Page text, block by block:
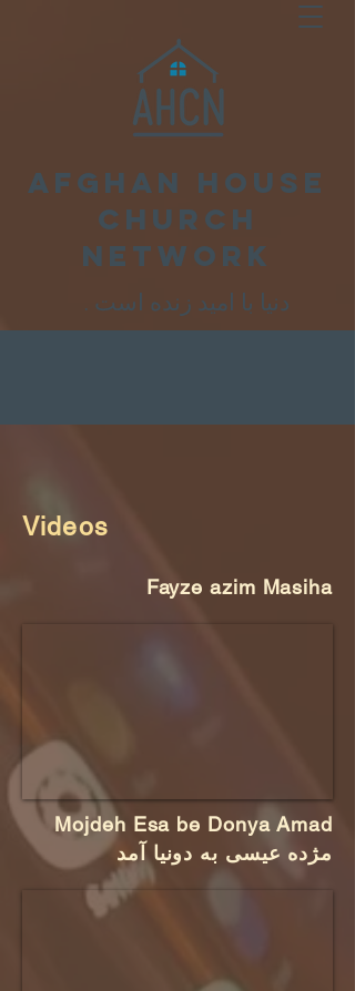
Afghan House
Church
Network
. دنیا با امید زنده است
Videos
Fayze azim Masiha
Mojdeh Esa be Donya Amad
مژده عیسی به دونیا آمد